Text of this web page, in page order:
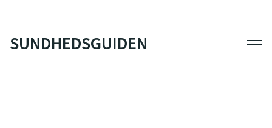
SUNDHEDSGUIDEN